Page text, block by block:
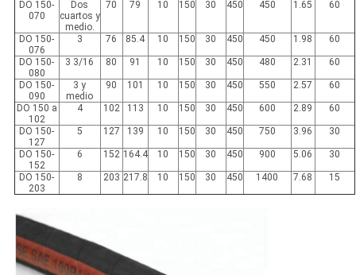
DO 150-
070
Dos
cuartos y
medio.
70 79 10 150 30 450 450 1.65 60
DO 150-
076
3 76 85.4 10 150 30 450 450 1.98 60
DO 150-
080
3 3/16 80 91 10 150 30 450 480 2.31 60
DO 150-
090
3 y
medio
90 101 10 150 30 450 550 2.57 60
DO 150 a
102
4 102 113 10 150 30 450 600 2.89 60
DO 150-
127
5 127 139 10 150 30 450 750 3.96 30
DO 150-
152
6 152 164.4 10 150 30 450 900 5.06 30
DO 150-
203
8 203 217.8 10 150 30 450 1400 7.68 15